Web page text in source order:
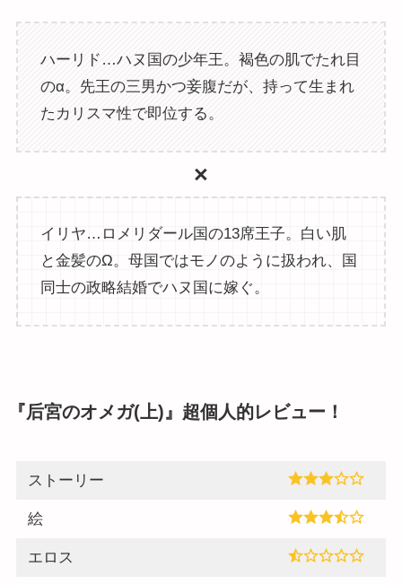
ハーリド…ハヌ国の少年王。褐色の肌でたれ目
のα。先王の三男かつ妾腹だが、持って生まれ
たカリスマ性で即位する。
×
イリヤ…ロメリダール国の13席王子。白い肌
と金髪のΩ。母国ではモノのように扱われ、国
同士の政略結婚でハヌ国に嫁ぐ。
『后宮のオメガ(上)』超個人的レビュー！
ストーリー
絵
エロス